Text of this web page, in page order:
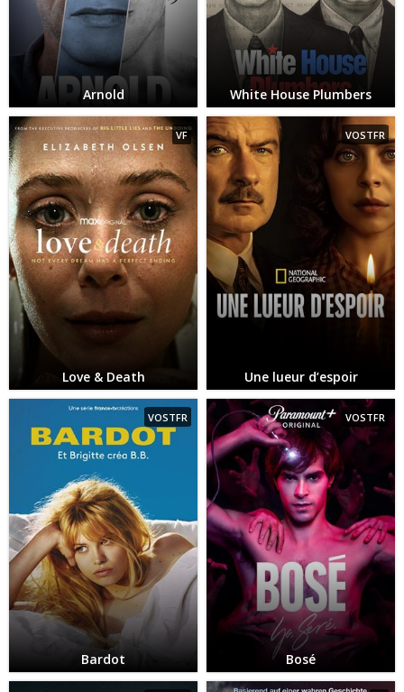
Arnold White House Plumbers
VF
Love & Death
VOSTFR
Une lueur d’espoir
VOSTFR
Bardot
VOSTFR
Bosé